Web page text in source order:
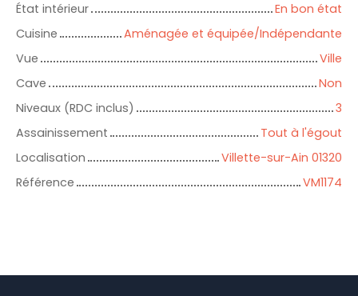
État intérieur
En bon état
Cuisine
Aménagée et équipée/Indépendante
Vue
Ville
Cave
Non
Niveaux (RDC inclus)
3
Assainissement
Tout à l'égout
Localisation
Villette-sur-Ain 01320
Référence
VM1174